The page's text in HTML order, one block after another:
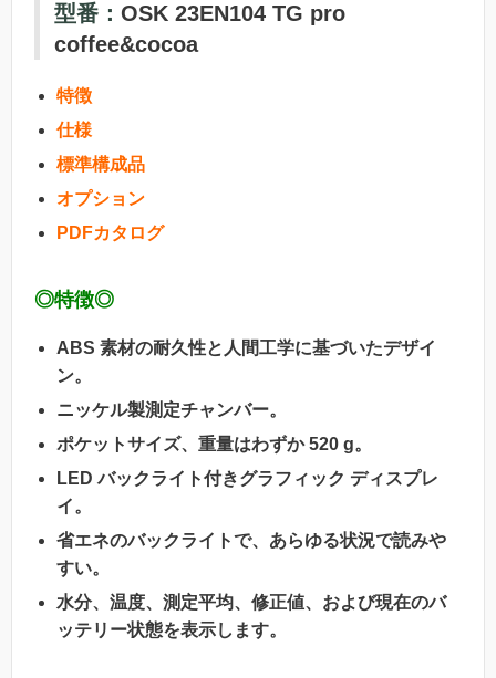
型番： OSK 23EN104 TG pro
coffee&cocoa
特徴
仕様
標準構成品
オプション
PDFカタログ
◎特徴◎
ABS 素材の耐久性と人間工学に基づいたデザイ
ン。
ニッケル製測定チャンバー。
ポケットサイズ、重量はわずか 520 g。
LED バックライト付きグラフィック ディスプレ
イ。
省エネのバックライトで、あらゆる状況で読みや
すい。
水分、温度、測定平均、修正値、および現在のバ
ッテリー状態を表示します。